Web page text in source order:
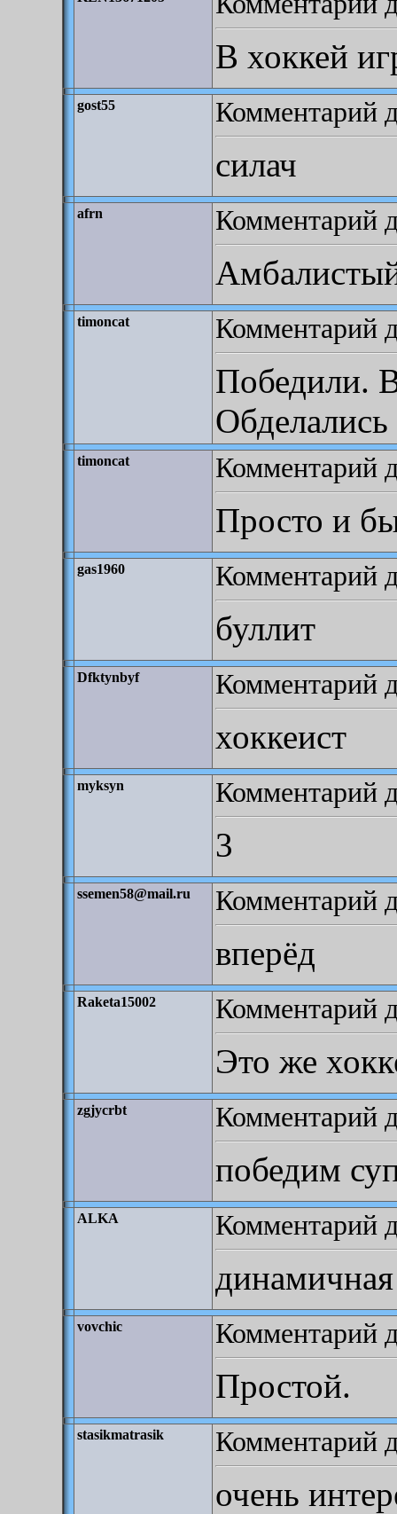
В хоккей
gost55 Комментарий
силач
afrn Комментарий
timoncat Комментарий
Победили.
timoncat Комментарий
Просто и
gas1960 Комментарий
буллит
Dfktynbyf Комментарий
хоккеист
myksyn Комментарий
3
ssemen58@mail.ru Комментарий
вперёд
Raketa15002 Комментарий
Это же
zgjycrbt Комментарий
победим
ALKA Комментарий
vovchic Комментарий
Простой.
stasikmatrasik Комментарий
очень